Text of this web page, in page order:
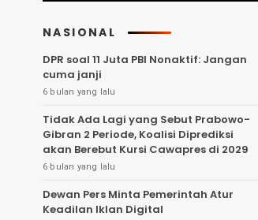
NASIONAL
DPR soal 11 Juta PBI Nonaktif: Jangan
cuma janji
6 bulan yang lalu
Tidak Ada Lagi yang Sebut Prabowo-
Gibran 2 Periode, Koalisi Diprediksi
akan Berebut Kursi Cawapres di 2029
6 bulan yang lalu
Dewan Pers Minta Pemerintah Atur
Keadilan Iklan Digital